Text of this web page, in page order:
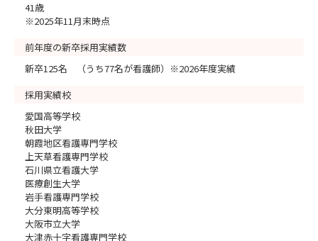
41歳
※2025年11月末時点
前年度の新卒採用実績数
新卒125名 （うち77名が看護師）※2026年度実績
採用実績校
愛国高等学校
秋田大学
朝霞地区看護専門学校
上天草看護専門学校
石川県立看護大学
医療創生大学
岩手看護専門学校
大分東明高等学校
大阪市立大学
大津赤十字看護専門学校